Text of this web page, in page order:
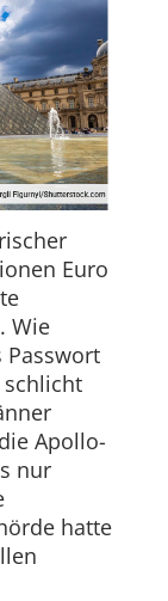
Euro
Wie
schlicht
Apollo-
nur
hatte